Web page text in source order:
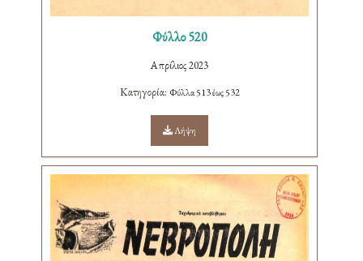
Φύλλο 520
Απρίλιος 2023
Κατηγορία: Φύλλα 513 έως 532
Λήψη